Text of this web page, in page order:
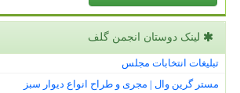
لینک دوستان انجمن گلف
تبلیغات انتخابات مجلس
مستر گرین وال | مجری و طراح انواع دیوار سبز